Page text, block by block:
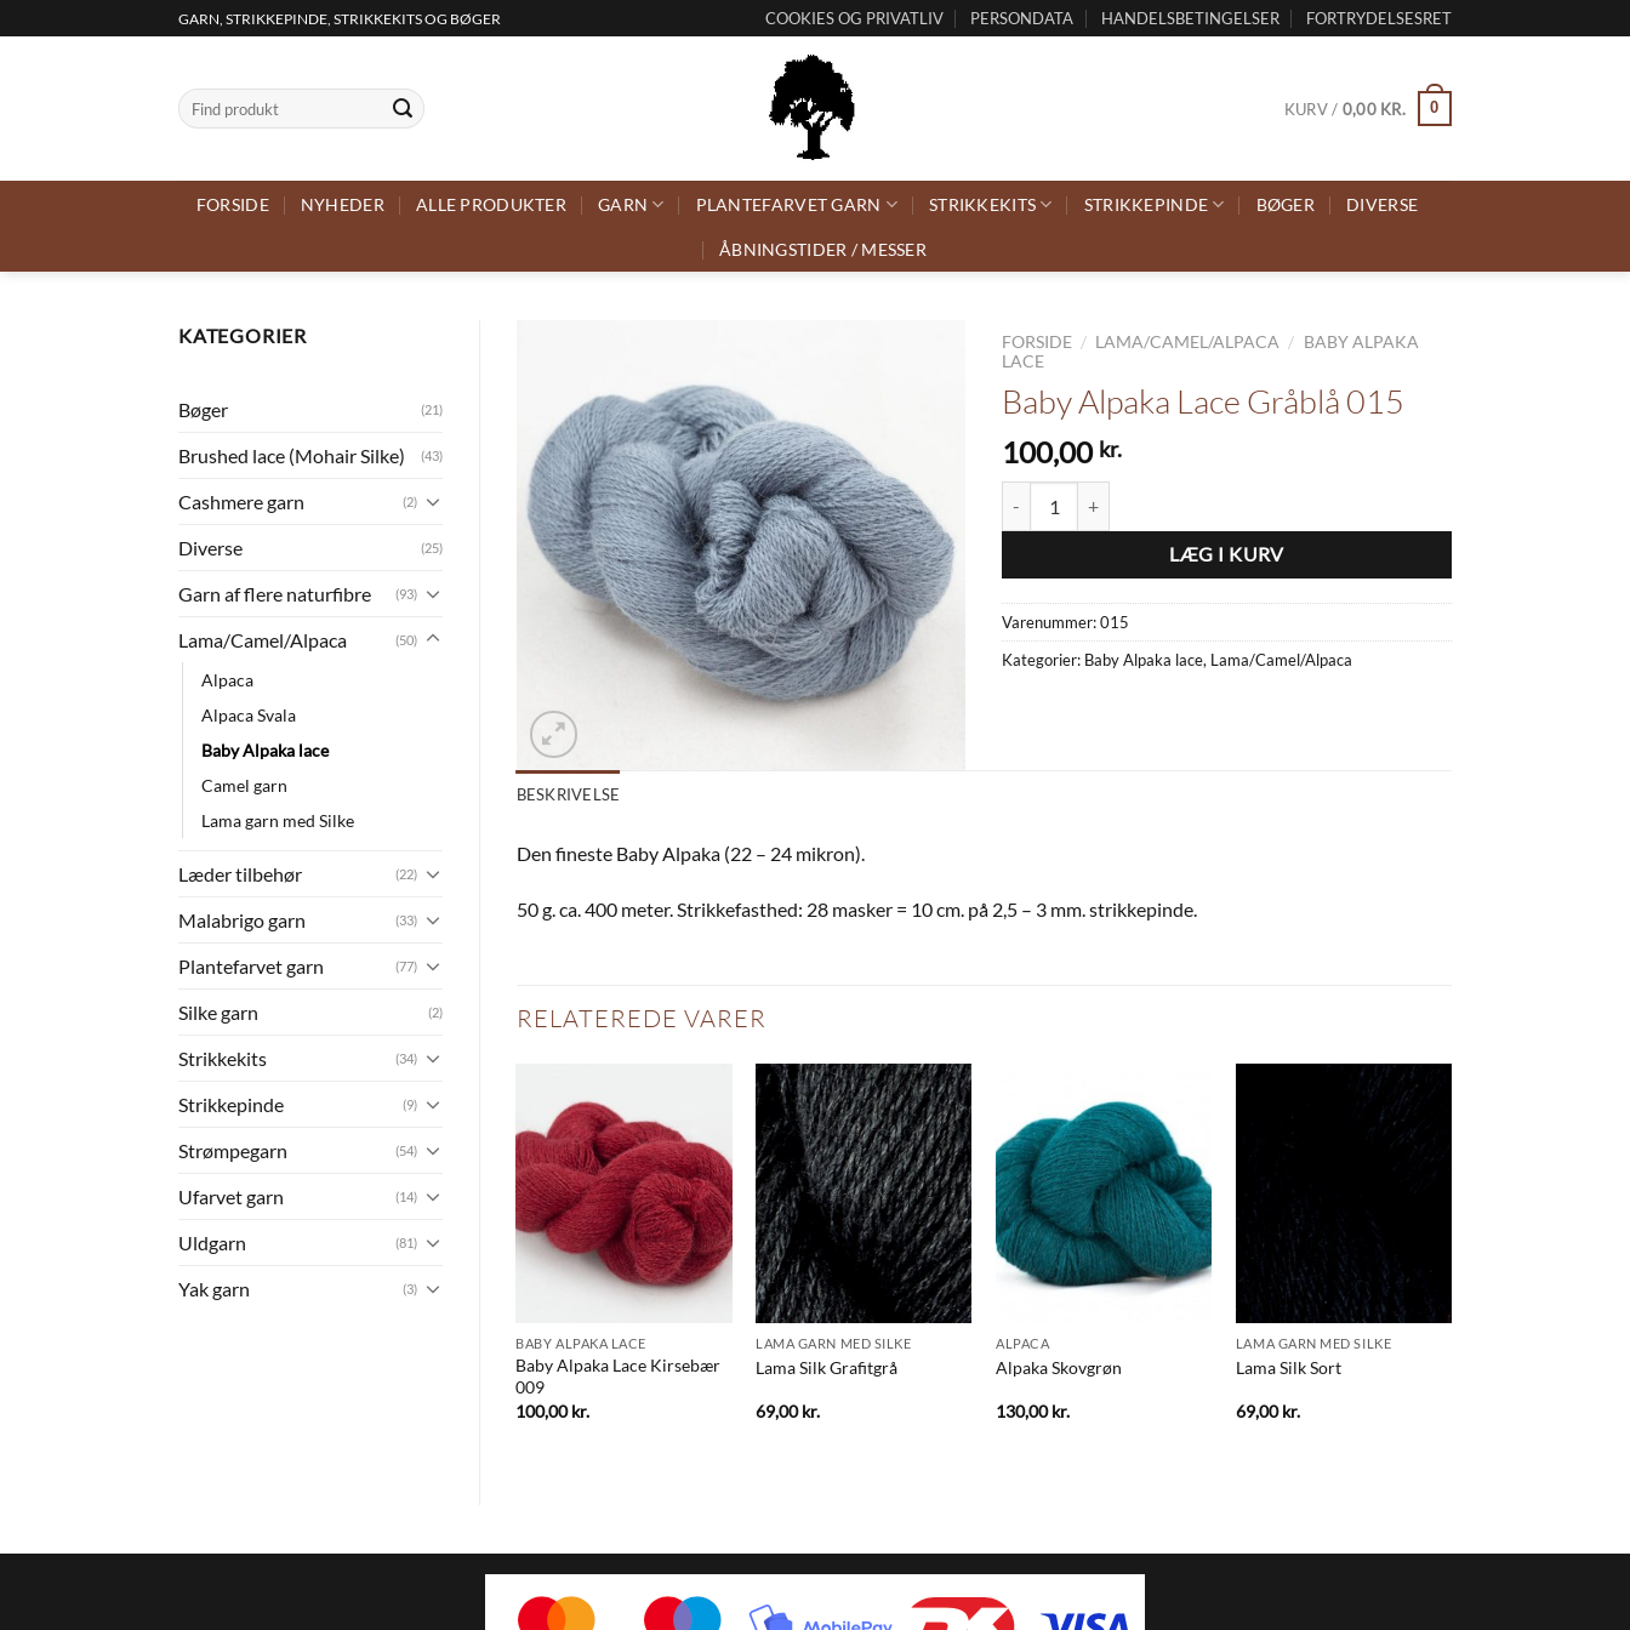
til
GARN, STRIKKEPINDE, STRIKKEKITS OG BØGER COOKIES OG PRIVATLIV PERSONDATA HANDELSBETINGELSER FORTRYDELSESRET
Søg
efter:
KURV / 0,00 KR. 0
FORSIDE NYHEDER ALLE PRODUKTER GARN PLANTEFARVET GARN STRIKKEKITS STRIKKEPINDE BØGER DIVERSE
ÅBNINGSTIDER / MESSER
KATEGORIER
Bøger (21)
Brushed lace (Mohair Silke) (43)
Cashmere garn (2)
Diverse (25)
Garn af flere naturfibre (93)
Lama/Camel/Alpaca (50)
Alpaca
Alpaca Svala
Baby Alpaka lace
Camel garn
Lama garn med Silke
Læder tilbehør (22)
Malabrigo garn (33)
Plantefarvet garn (77)
Silke garn (2)
Strikkekits (34)
Strikkepinde (9)
Strømpegarn (54)
Ufarvet garn (14)
Uldgarn (81)
Yak garn (3)
FORSIDE / LAMA/CAMEL/ALPACA / BABY ALPAKA
LACE
Baby Alpaka Lace Gråblå 015
100,00 kr.
LÆG I KURV
Varenummer:015
Kategorier: Baby Alpaka lace, Lama/Camel/Alpaca
BESKRIVELSE
Den fineste Baby Alpaka (22 – 24 mikron).
50 g. ca. 400 meter. Strikkefasthed: 28 masker = 10 cm. på 2,5 – 3 mm. strikkepinde.
RELATEREDE VARER
BABY ALPAKA LACE
Baby Alpaka Lace Kirsebær
009
100,00kr.
LAMA GARN MED SILKE
Lama Silk Grafitgrå
69,00kr.
ALPACA
Alpaka Skovgrøn
130,00kr.
LAMA GARN MED SILKE
Lama Silk Sort
69,00kr.